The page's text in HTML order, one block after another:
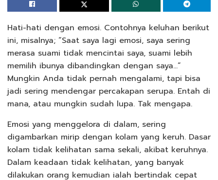
Hati-hati dengan emosi. Contohnya keluhan berikut
ini, misalnya; “Saat saya lagi emosi, saya sering
merasa suami tidak mencintai saya, suami lebih
memilih ibunya dibandingkan dengan saya…”
Mungkin Anda tidak pernah mengalami, tapi bisa
jadi sering mendengar percakapan serupa. Entah di
mana, atau mungkin sudah lupa. Tak mengapa.
Emosi yang menggelora di dalam, sering
digambarkan mirip dengan kolam yang keruh. Dasar
kolam tidak kelihatan sama sekali, akibat keruhnya.
Dalam keadaan tidak kelihatan, yang banyak
dilakukan orang kemudian ialah bertindak cepat